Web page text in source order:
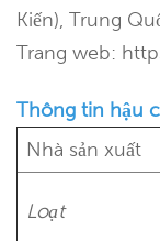
Kiến), Trung
Trang web:
Thông tin hậu
Nhà sản xuất
Loạt